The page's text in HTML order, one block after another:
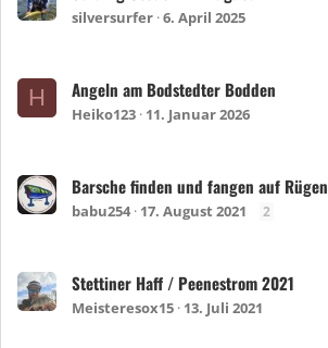
silversurfer 6. April 2025
H Angeln am Bodstedter Bodden
Heiko123 11. Januar 2026
Barsche finden und fangen auf Rügen
babu254 17. August 2021 2
Stettiner Haff / Peenestrom 2021
Meisteresox15 13. Juli 2021